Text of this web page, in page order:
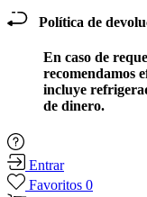
Política de
En caso de
recomendamos
incluye
de dinero.
Entrar
Favoritos 0